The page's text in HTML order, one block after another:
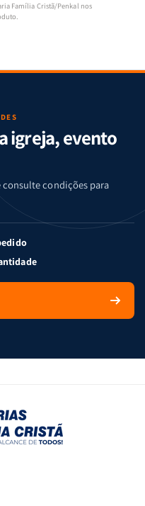
Família Cristã/Penkal nos
igreja, evento
condições para